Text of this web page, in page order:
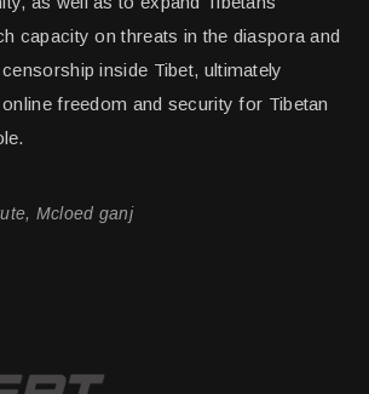
capacity on threats in the diaspora and
inside Tibet, ultimately
freedom and security for Tibetan
Mcloed ganj